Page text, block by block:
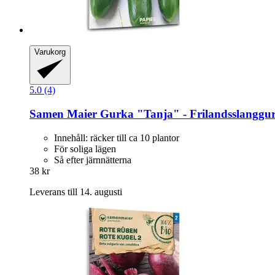
Varukorg
5.0 (4)
Samen Maier Gurka "Tanja" -​
Innehåll: räcker till ca 10 plantor
För soliga lägen
Så efter järnnätterna
38 kr
Leverans till 14. augusti